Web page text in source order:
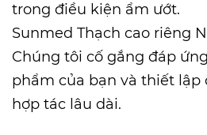
trong điều kiện ẩm ướt.
Sunmed Thạch cao riêng
Chúng tôi cố gắng đáp
phẩm của bạn và thiết lập
hợp tác lâu dài.